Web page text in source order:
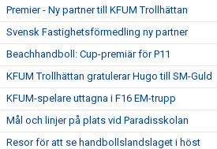
Premier - Ny partner till KFUM Trollhättan
Svensk Fastighetsförmedling ny partner
Beachhandboll: Cup-premiär för P11
KFUM Trollhättan gratulerar Hugo till SM-Guld
KFUM-spelare uttagna i F16 EM-trupp
Mål och linjer på plats vid Paradisskolan
Resor för att se handbollslandslaget i höst